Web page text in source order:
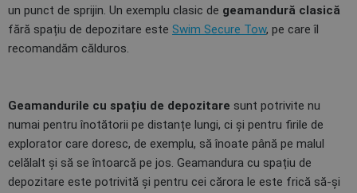
un punct de sprijin. Un exemplu clasic de geamandură clasică
fără spațiu de depozitare este Swim Secure Tow, pe care îl
recomandăm călduros.
Geamandurile cu spațiu de depozitare sunt potrivite nu
numai pentru înotătorii pe distanțe lungi, ci și pentru firile de
explorator care doresc, de exemplu, să înoate până pe malul
celălalt și să se întoarcă pe jos. Geamandura cu spațiu de
depozitare este potrivită și pentru cei cărora le este frică să-și